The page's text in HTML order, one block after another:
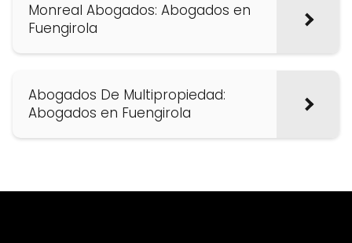
Monreal Abogados: Abogados en
Fuengirola
Abogados De Multipropiedad:
Abogados en Fuengirola